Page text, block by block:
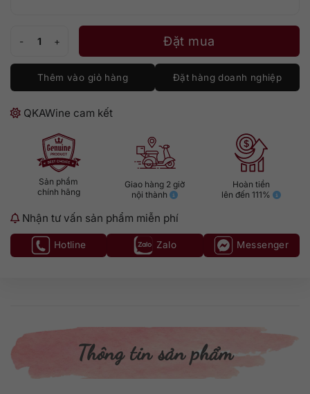
Glen Grant 18 - Quà Tết 2025 số lượngĐặt mua
Thêm vào giỏ hàng Đặt hàng doanh nghiệp
QKAWine cam kết
Sản phẩm
chính hãng
Giao hàng 2 giờ
nội thành
Hoàn tiền
lên đến 111%
Nhận tư vấn sản phẩm miễn phí
Hotline Zalo Messenger
Thông tin sản phẩm